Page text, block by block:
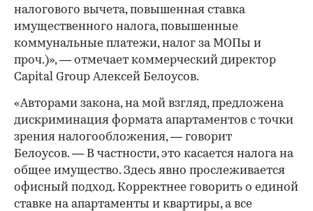
налогового вычета, повышенная ставка
имущественного налога, повышенные
коммунальные платежи, налог за МОПы и
проч.)», — отмечает коммерческий директор
Capital Group Алексей Белоусов.
«Авторами закона, на мой взгляд, предложена
дискриминация формата апартаментов с точки
зрения налогообложения, — говорит
Белоусов. — В частности, это касается налога на
общее имущество. Здесь явно прослеживается
офисный подход. Корректнее говорить о единой
ставке на апартаменты и квартиры, а все